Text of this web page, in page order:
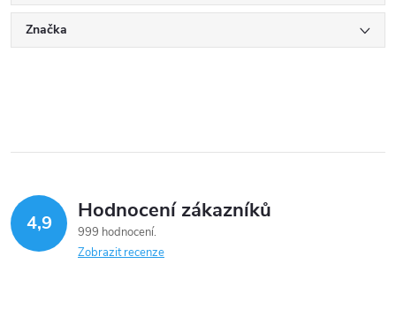
Značka
4,9 Hodnocení zákazníků
999 hodnocení
Zobrazit recenze